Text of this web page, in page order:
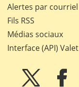
Alertes par courriel
Fils RSS
Médias sociaux
Interface (API) Valet